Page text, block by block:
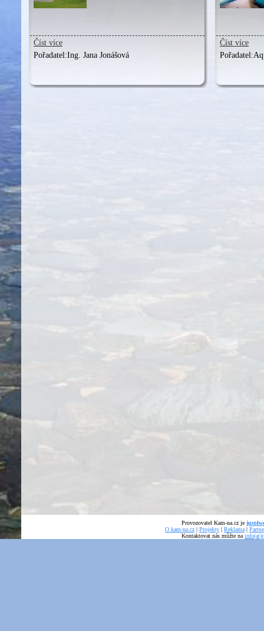
Číst více
Pořadatel:Ing. Jana Jonášová
Číst více
Pořadatel:
Provozovatel Kam-na.cz je
O kam-na.cz | Projekty | Reklama |
Kontaktovat nás můžte na